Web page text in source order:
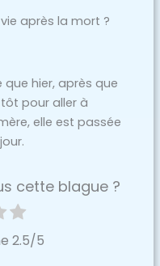
après la mort ?
hier, après que
pour aller à
elle est passée
cette blague ?
2.5/5